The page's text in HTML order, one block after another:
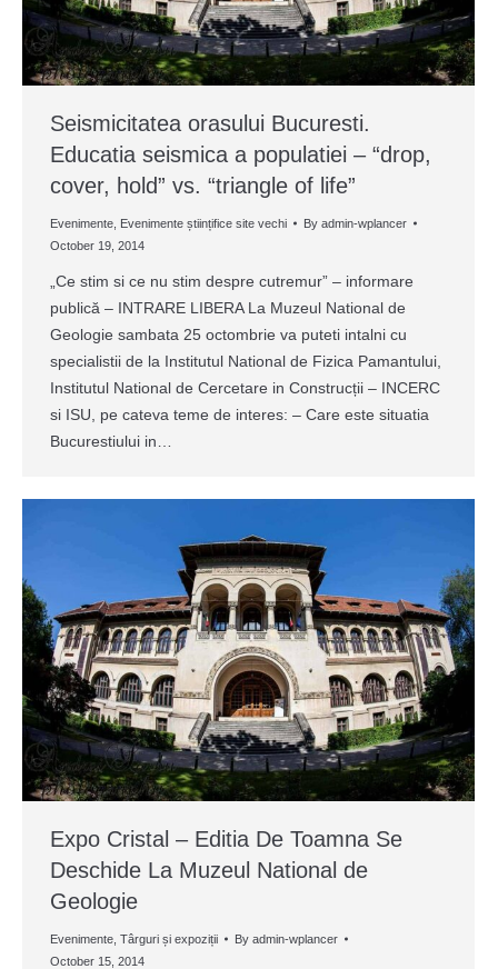
Seismicitatea orasului Bucuresti.
Educatia seismica a populatiei – “drop,
cover, hold” vs. “triangle of life”
Evenimente Evenimente științifice site vechi By admin-wplancer
October 19, 2014
„Ce stim si ce nu stim despre cutremur” – informare
publică – INTRARE LIBERA La Muzeul National de
Geologie sambata 25 octombrie va puteti intalni cu
specialistii de la Institutul National de Fizica Pamantului,
Institutul National de Cercetare in Construcții – INCERC
si ISU, pe cateva teme de interes: – Care este situatia
Bucurestiului in…
Expo Cristal – Editia De Toamna Se
Deschide La Muzeul National de
Geologie
Evenimente Târguri și expoziții By admin-wplancer
October 15, 2014